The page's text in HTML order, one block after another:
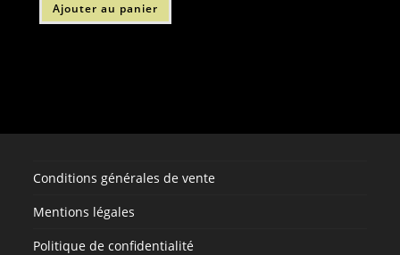
Ajouter au panier
Conditions générales de vente
Mentions légales
Politique de confidentialité